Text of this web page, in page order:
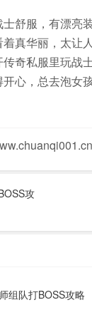
舒服，有漂亮
真华丽，太让
奇私服里玩战
心，总去泡女孩
攻
组队打BOSS攻略